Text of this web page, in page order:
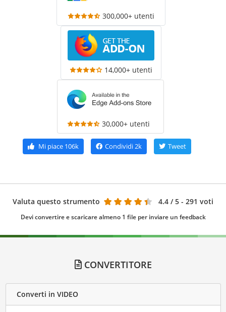
300,000+ utenti
14,000+ utenti
30,000+ utenti
Mi piace 106k Condividi2k Tweet
Valuta questo strumento 4.4 / 5 - 291 voti
Devi convertire e scaricare almeno 1 file per inviare un feedback
CONVERTITORE
Converti in VIDEO